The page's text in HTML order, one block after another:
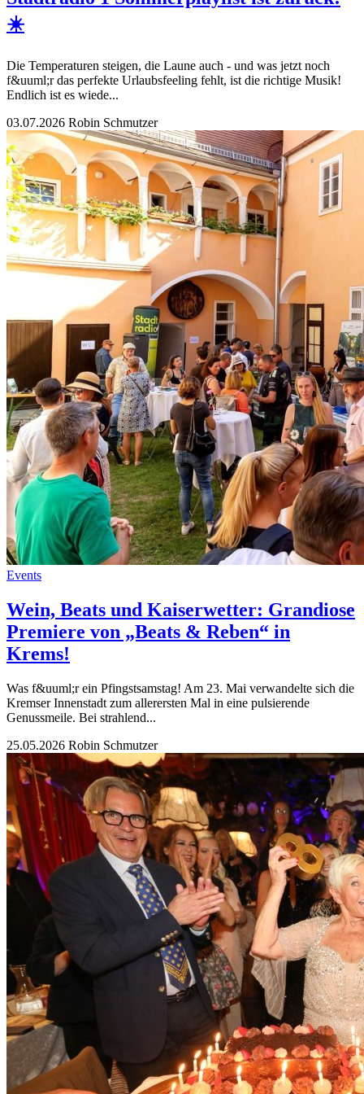
☀️
Die Temperaturen steigen, die Laune auch - und was jetzt noch
f&uuml;r das perfekte Urlaubsfeeling fehlt, ist die richtige Musik!
Endlich ist es wiede...
03.07.2026 Robin Schmutzer
Events
Wein, Beats und Kaiserwetter: Grandiose
Premiere von „Beats & Reben“ in
Krems!
Was f&uuml;r ein Pfingstsamstag! Am 23. Mai verwandelte sich die
Kremser Innenstadt zum allerersten Mal in eine pulsierende
Genussmeile. Bei strahlend...
25.05.2026 Robin Schmutzer